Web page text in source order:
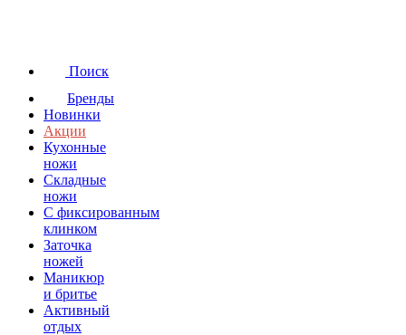
Поиск
Бренды
Новинки
Акции
Кухонные
ножи
Складные
ножи
C фиксированным
клинком
Заточка
ножей
Маникюр
и бритье
Активный
отдых